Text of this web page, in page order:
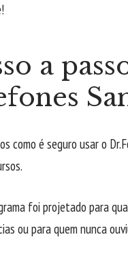
a
como é seguro usar o
foi projetado para
ou para quem nunca